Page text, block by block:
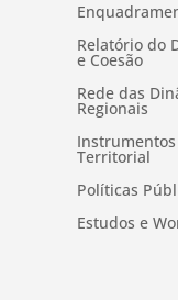
Relatório do
e Coesão
Rede das
Regionais
Instrumentos
Territorial
Políticas
Estudos e